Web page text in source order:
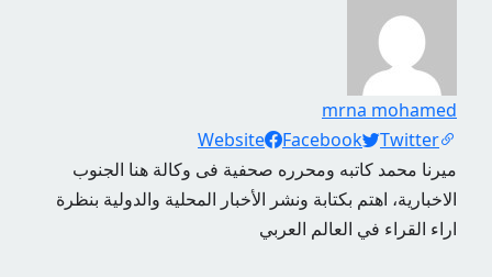
mrna mohamed
Social Links
Website Facebook
Twitter
ميرنا محمد كاتبه ومحرره صحفية فى وكالة هنا الجنوب
الاخبارية، اهتم بكتابة ونشر الأخبار المحلية والدولية بنظرة
اراء القراء في العالم العربي